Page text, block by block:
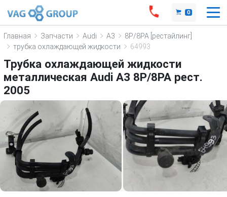
0
Главная Запчасти Audi A3
8P/8PA [рестайлинг]
трубка охлаждающей жидкости
64993
Трубка охлаждающей жидкости
металлическая Audi A3 8P/8PA рест.
2005